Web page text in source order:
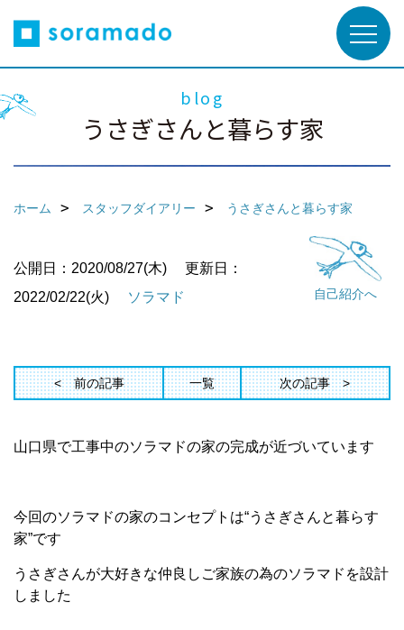
blog
うさぎさんと暮らす家
ホーム スタッフダイアリー うさぎさんと暮らす家
自己紹介へ
公開日：2020/08/27(木)
更新日：
2022/02/22(火)
ソラマド
前の記事 一覧 次の記事
山口県で工事中のソラマドの家の完成が近づいています
今回のソラマドの家のコンセプトは“うさぎさんと暮らす
家”です
うさぎさんが大好きな仲良しご家族の為のソラマドを設計
しました